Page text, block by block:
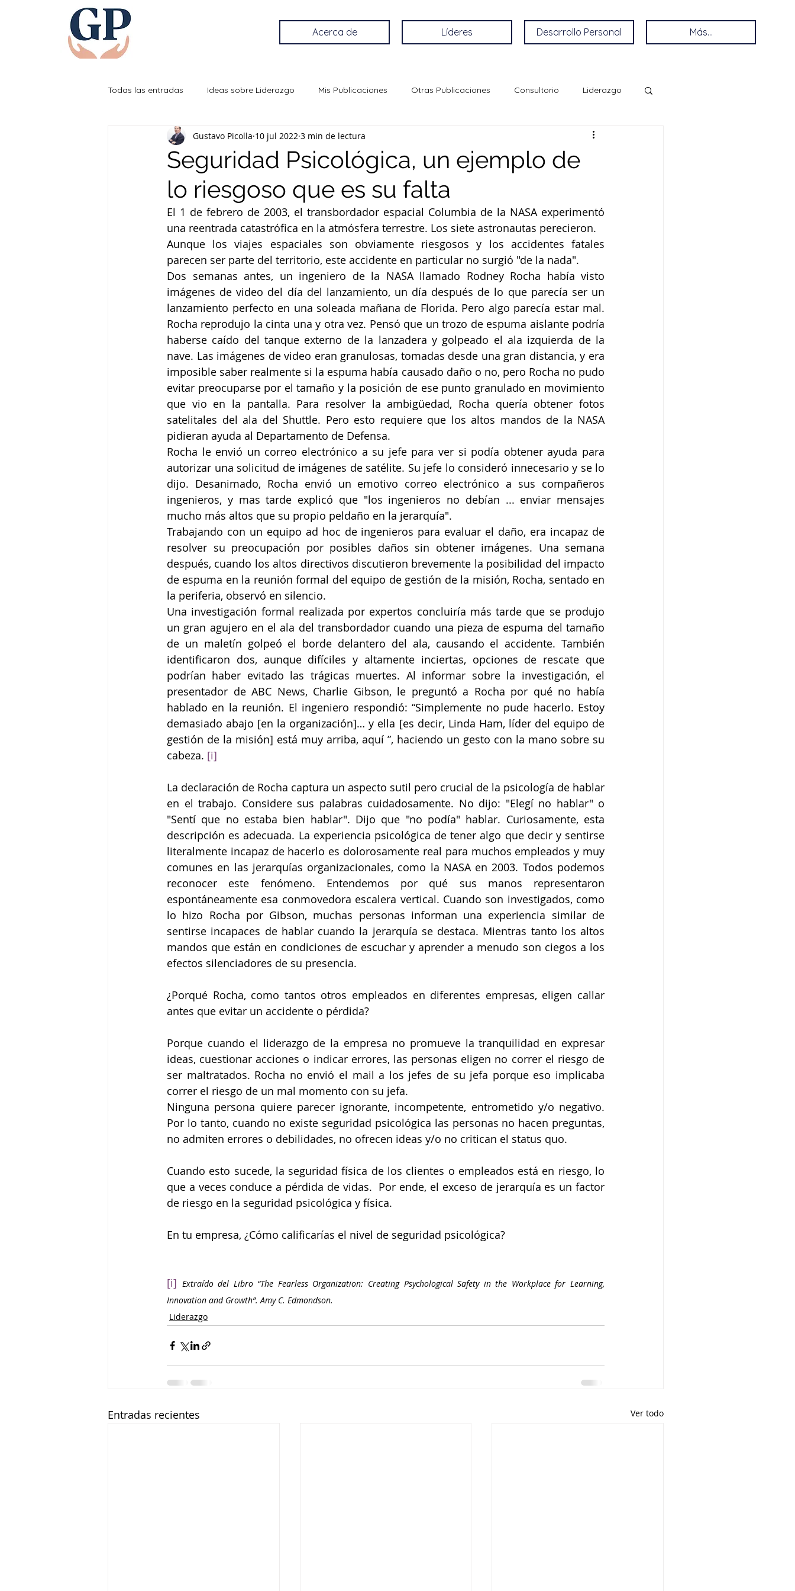
Acerca de Líderes Desarrollo Personal Más...
Todas las entradas Ideas sobre Liderazgo Mis Publicaciones Otras Publicaciones Consultorio Liderazgo
Efectividad Personal
Seguridad Psicológica, un ejemplo de
lo riesgoso que es su falta
Gustavo Picolla 10 jul 2022 3 min de lectura
El 1 de febrero de 2003, el transbordador espacial Columbia de la NASA experimentó
una reentrada catastrófica en la atmósfera terrestre. Los siete astronautas perecieron.
Aunque los viajes espaciales son obviamente riesgosos y los accidentes fatales
parecen ser parte del territorio, este accidente en particular no surgió "de la nada".
Dos semanas antes, un ingeniero de la NASA llamado Rodney Rocha había visto
imágenes de video del día del lanzamiento, un día después de lo que parecía ser un
lanzamiento perfecto en una soleada mañana de Florida. Pero algo parecía estar mal.
Rocha reprodujo la cinta una y otra vez. Pensó que un trozo de espuma aislante podría
haberse caído del tanque externo de la lanzadera y golpeado el ala izquierda de la
nave. Las imágenes de video eran granulosas, tomadas desde una gran distancia, y era
imposible saber realmente si la espuma había causado daño o no, pero Rocha no pudo
evitar preocuparse por el tamaño y la posición de ese punto granulado en movimiento
que vio en la pantalla. Para resolver la ambigüedad, Rocha quería obtener fotos
satelitales del ala del Shuttle. Pero esto requiere que los altos mandos de la NASA
pidieran ayuda al Departamento de Defensa.
Rocha le envió un correo electrónico a su jefe para ver si podía obtener ayuda para
autorizar una solicitud de imágenes de satélite. Su jefe lo consideró innecesario y se lo
dijo. Desanimado, Rocha envió un emotivo correo electrónico a sus compañeros
ingenieros, y mas tarde explicó que "los ingenieros no debían ... enviar mensajes
mucho más altos que su propio peldaño en la jerarquía".
Trabajando con un equipo ad hoc de ingenieros para evaluar el daño, era incapaz de
resolver su preocupación por posibles daños sin obtener imágenes. Una semana
después, cuando los altos directivos discutieron brevemente la posibilidad del impacto
de espuma en la reunión formal del equipo de gestión de la misión, Rocha, sentado en
la periferia, observó en silencio.
Una investigación formal realizada por expertos concluiría más tarde que se produjo
un gran agujero en el ala del transbordador cuando una pieza de espuma del tamaño
de un maletín golpeó el borde delantero del ala, causando el accidente. También
identificaron dos, aunque difíciles y altamente inciertas, opciones de rescate que
podrían haber evitado las trágicas muertes. Al informar sobre la investigación, el
presentador de ABC News, Charlie Gibson, le preguntó a Rocha por qué no había
hablado en la reunión. El ingeniero respondió: “Simplemente no pude hacerlo. Estoy
demasiado abajo [en la organización]… y ella [es decir, Linda Ham, líder del equipo de
gestión de la misión] está muy arriba, aquí ”, haciendo un gesto con la mano sobre su
cabeza. [i]
La declaración de Rocha captura un aspecto sutil pero crucial de la psicología de hablar
en el trabajo. Considere sus palabras cuidadosamente. No dijo: "Elegí no hablar" o
"Sentí que no estaba bien hablar". Dijo que "no podía" hablar. Curiosamente, esta
descripción es adecuada. La experiencia psicológica de tener algo que decir y sentirse
literalmente incapaz de hacerlo es dolorosamente real para muchos empleados y muy
comunes en las jerarquías organizacionales, como la NASA en 2003. Todos podemos
reconocer este fenómeno. Entendemos por qué sus manos representaron
espontáneamente esa conmovedora escalera vertical. Cuando son investigados, como
lo hizo Rocha por Gibson, muchas personas informan una experiencia similar de
sentirse incapaces de hablar cuando la jerarquía se destaca. Mientras tanto los altos
mandos que están en condiciones de escuchar y aprender a menudo son ciegos a los
efectos silenciadores de su presencia.
¿Porqué Rocha, como tantos otros empleados en diferentes empresas, eligen callar
antes que evitar un accidente o pérdida?
Porque cuando el liderazgo de la empresa no promueve la tranquilidad en expresar
ideas, cuestionar acciones o indicar errores, las personas eligen no correr el riesgo de
ser maltratados. Rocha no envió el mail a los jefes de su jefa porque eso implicaba
correr el riesgo de un mal momento con su jefa.
Ninguna persona quiere parecer ignorante, incompetente, entrometido y/o negativo.
Por lo tanto, cuando no existe seguridad psicológica las personas no hacen preguntas,
no admiten errores o debilidades, no ofrecen ideas y/o no critican el status quo.
Cuando esto sucede, la seguridad física de los clientes o empleados está en riesgo, lo
que a veces conduce a pérdida de vidas.  Por ende, el exceso de jerarquía es un factor
de riesgo en la seguridad psicológica y física.
En tu empresa, ¿Cómo calificarías el nivel de seguridad psicológica?
[i] Extraído del Libro “The Fearless Organization: Creating Psychological Safety in the Workplace for Learning,
Innovation and Growth”. Amy C. Edmondson.
Liderazgo
Entradas recientes Ver todo